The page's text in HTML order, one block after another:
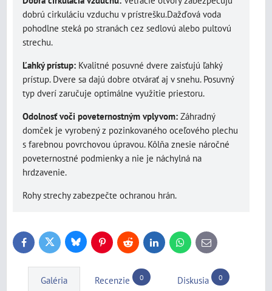
dobrú cirkuláciu vzduchu v prístrešku.Dažďová voda
pohodlne steká po stranách cez sedlovú alebo pultovú
strechu.
Ľahký prístup: Kvalitné posuvné dvere zaisťujú ľahký
prístup. Dvere sa dajú dobre otvárať aj v snehu. Posuvný
typ dverí zaručuje optimálne využitie priestoru.
Odolnosť voči poveternostným vplyvom: Záhradný
domček je vyrobený z pozinkovaného oceľového plechu
s farebnou povrchovou úpravou. Kôlňa znesie náročné
poveternostné podmienky a nie je náchylná na
hrdzavenie.
Rohy strechy zabezpečte ochranou hrán.
FacebookTwitter BlueskyPinterestReddit LinkedInWhatsApp
E-
mail
Galéria Recenzie 0 Diskusia 0